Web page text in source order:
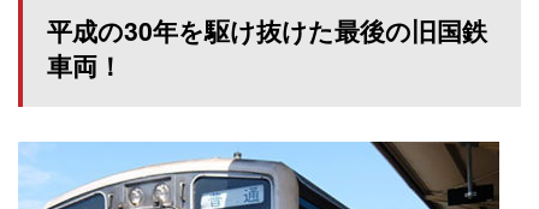
平成の30年を駆け抜けた最後の旧国鉄
車両！